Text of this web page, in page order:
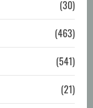
(30)
(463)
(541)
(21)